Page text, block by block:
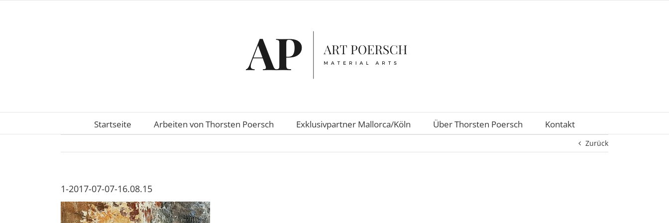
Startseite Arbeiten von Thorsten Poersch Exklusivpartner Mallorca/Köln Über Thorsten Poersch Kontakt
Zurück
1-2017-07-07-16.08.15